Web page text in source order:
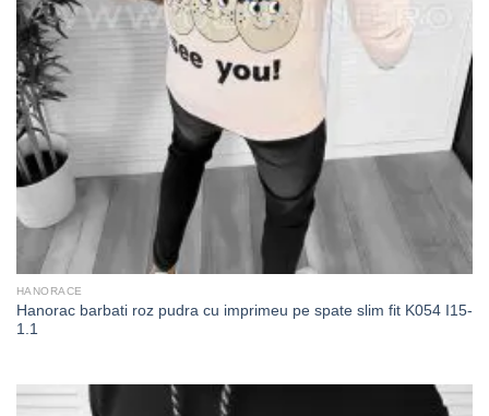
HANORACE
Hanorac barbati roz pudra cu imprimeu pe spate slim fit K054 I15-
1.1